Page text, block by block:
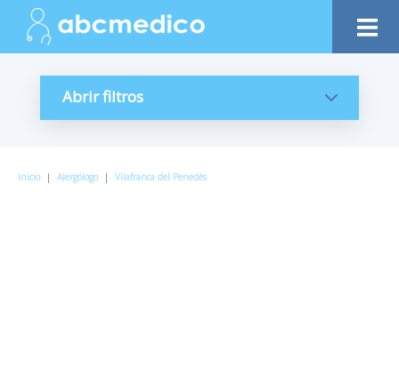
Abrir filtros
Inicio | Alergólogo | Vilafranca del Penedès